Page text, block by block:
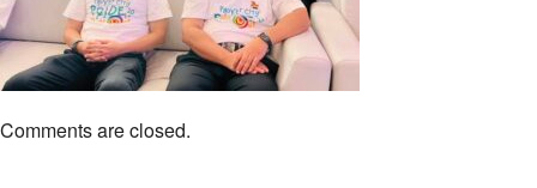
Business
เที่ยว ชิม ช๊อป
Health and Beauty
Comments are closed.